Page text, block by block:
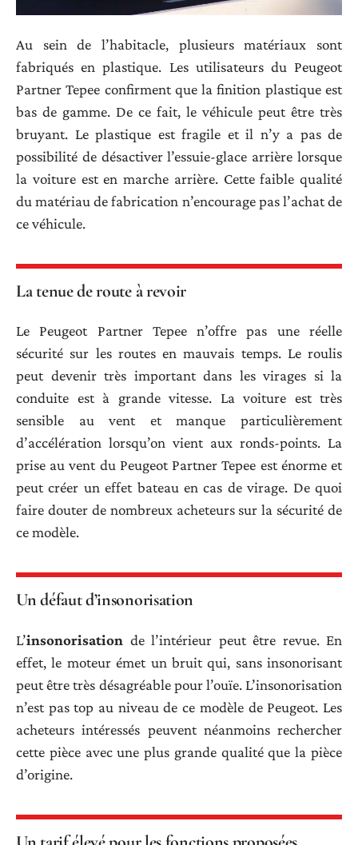
Au sein de l’habitacle, plusieurs matériaux sont
fabriqués en plastique. Les utilisateurs du Peugeot
Partner Tepee confirment que la finition plastique est
bas de gamme. De ce fait, le véhicule peut être très
bruyant. Le plastique est fragile et il n’y a pas de
possibilité de désactiver l’essuie-glace arrière lorsque
la voiture est en marche arrière. Cette faible qualité
du matériau de fabrication n’encourage pas l’achat de
ce véhicule.
La tenue de route à revoir
Le Peugeot Partner Tepee n’offre pas une réelle
sécurité sur les routes en mauvais temps. Le roulis
peut devenir très important dans les virages si la
conduite est à grande vitesse. La voiture est très
sensible au vent et manque particulièrement
d’accélération lorsqu’on vient aux ronds-points. La
prise au vent du Peugeot Partner Tepee est énorme et
peut créer un effet bateau en cas de virage. De quoi
faire douter de nombreux acheteurs sur la sécurité de
ce modèle.
Un défaut d’insonorisation
L’insonorisation de l’intérieur peut être revue. En
effet, le moteur émet un bruit qui, sans insonorisant
peut être très désagréable pour l’ouïe. L’insonorisation
n’est pas top au niveau de ce modèle de Peugeot. Les
acheteurs intéressés peuvent néanmoins rechercher
cette pièce avec une plus grande qualité que la pièce
d’origine.